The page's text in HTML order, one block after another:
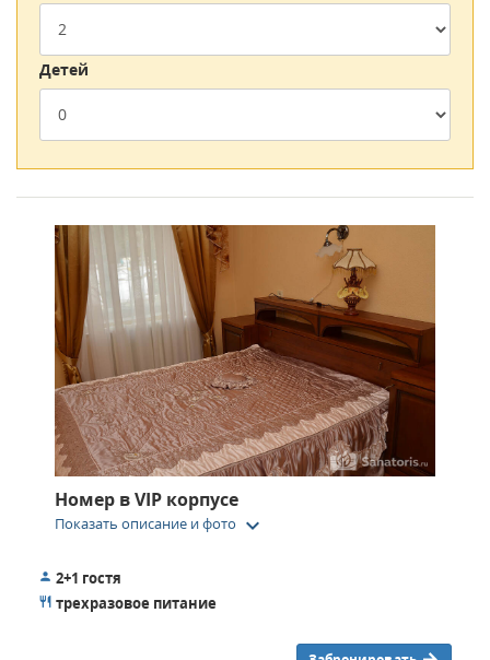
прокате лодках.
Высококвалифицированные сотрудники санатория им.
Цурюпы следят за тем, чтобы каждый постоялец, как
взрослый, так и ребенок, хорошо отдохнул и получил
Детей
Номер в VIP корпусе
Показать описание и фото keyboard_arrow_down
2+1 гостя
трехразовое питание